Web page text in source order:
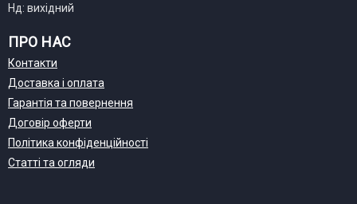
Нд: вихідний
ПРО НАС
Контакти
Доставка і оплата
Гарантія та повернення
Договір оферти
Політика конфіденційності
Статті та огляди